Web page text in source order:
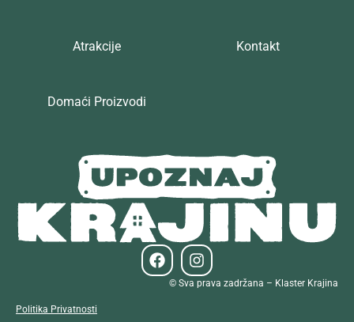
Atrakcije
Domaći Proizvodi
Kontakt
© Sva prava zadržana – Klaster Krajina
Politika Privatnosti